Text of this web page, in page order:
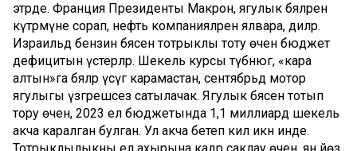
этәрде. Франция Президенты Макрон, ягулык бәяләрен
күтәрмәүне сорап, нефть компанияләренә ялвара, диләр.
Израильдә бензин бәясен тотрыклы тоту өчен бюджет
дефицитын үстерәләр. Шекель курсы түбәнәюгә, «кара
алтын»га бәяләр үсүгә карамастан, сентябрьдә мотор
ягулыгы үзгәрешсез сатылачак. Ягулык бәясен тотып
тору өчен, 2023 ел бюджетында 1,1 миллиард шекель
акча каралган булган. Ул акча бетеп килә икән инде.